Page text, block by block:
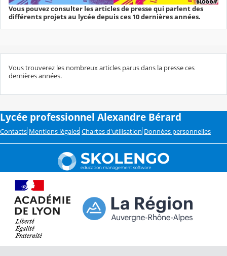
Vous pouvez consulter les articles de presse qui parlent des
différents projets au lycée depuis ces 10 dernières années.
Vous trouverez les nombreux articles parus dans la presse ces
dernières années.
Lycée professionnel Alexandre Bérard
Contacts Mentions légales Chartes d'utilisation Données personnelles